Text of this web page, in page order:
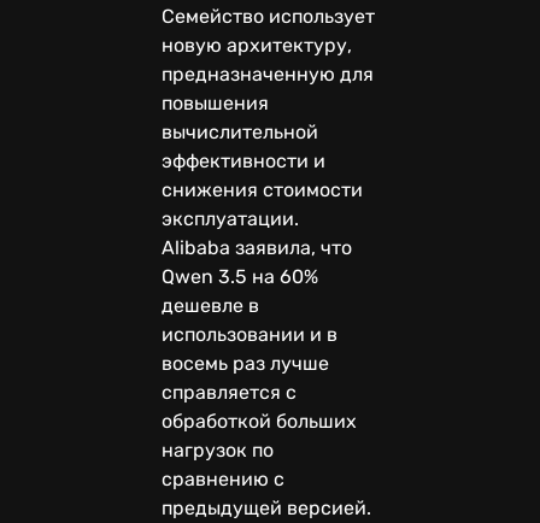
Семейство использует
новую архитектуру,
предназначенную для
повышения
вычислительной
эффективности и
снижения стоимости
эксплуатации.
Alibaba заявила, что
Qwen 3.5 на 60%
дешевле в
использовании и в
восемь раз лучше
справляется с
обработкой больших
нагрузок по
сравнению с
предыдущей версией.